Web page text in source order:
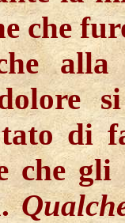
che
di
che